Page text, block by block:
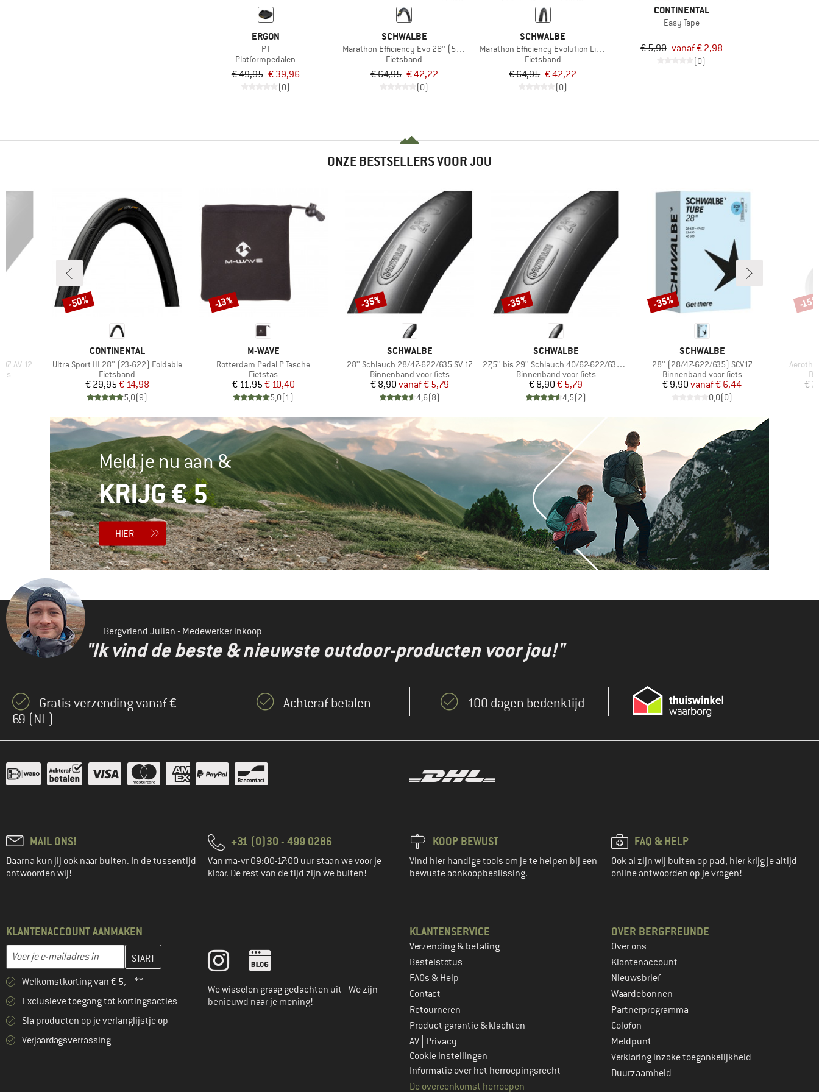
ERGON
PT
Platformpedalen
€ 49,95 € 39,96
(0)
SCHWALBE
Marathon Efficiency Evo 28'' (50-622) SR V-Guard
Fietsband
€ 64,95 € 42,22
(0)
SCHWALBE
Marathon Efficiency Evolution Line V-Guard SR 27,5'' (55-584)
Fietsband
€ 64,95 € 42,22
(0)
CONTINENTAL
Easy Tape
€ 5,90 vanaf € 2,98
(0)
ONZE BESTSELLERS VOOR JOU
AV 12
MERK
CONTINENTAL
Artikel
Ultra Sport III 28'' (23-622) Foldable
Productgroep
Fietsband
Prijs
€ 29,95Verlaagde prijs
€ 14,98
5,0(9)
Korting
-50%
MERK
M-WAVE
Artikel
Rotterdam Pedal P Tasche
Productgroep
Fietstas
Prijs
€ 11,95Verlaagde prijs
€ 10,40
5,0(1 )
Korting
-13%
MERK
SCHWALBE
Artikel
28'' Schlauch 28/47-622/635 SV 17
Productgroep
Binnenband voor fiets
Prijs
€ 8,90 Verlaagde prijs
vanaf€ 5,79
4,6(8)
Korting
-35%
MERK
SCHWALBE
Artikel
27,5'' bis 29'' Schlauch 40/62-622/635 SV 19
Productgroep
Binnenband voor fiets
Prijs
€ 8,90Verlaagde prijs
€ 5,79
4,5(2)
Korting
-35%
MERK
SCHWALBE
Artikel
28'' (28/47-622/635) SCV17
Productgroep
Binnenband voor fiets
Prijs
€ 9,90 Verlaagde prijs
vanaf€ 6,44
0,0(0)
Korting
-35%
Artikel
€
-
Meld je nu aan &
KRIJG € 5
HIER
Bergvriend Julian - Medewerker inkoop
"Ik vind de beste & nieuwste outdoor-producten voor jou!"
Gratis verzending vanaf €
69 (NL)
Achteraf betalen 100 dagen bedenktijd
MAIL ONS!
Daarna kun jij ook naar buiten. In de tussentijd
antwoorden wij!
+31 (0)30 - 499 0286
Van ma-vr 09:00-17:00 uur staan we voor je
klaar. De rest van de tijd zijn we buiten!
KOOP BEWUST
Vind hier handige tools om je te helpen bij een
bewuste aankoopbeslissing.
FAQ & HELP
Ook al zijn wij buiten op pad, hier krijg je altijd
online antwoorden op je vragen!
KLANTENACCOUNT AANMAKEN
E-mailadres
Vul je e-mailadres hier in en maak in de volgende stap je klantenaccount aan
Welkomstkorting van € 5,- **
Exclusieve toegang tot kortingsacties
Sla producten op je verlanglijstje op
Verjaardagsverrassing
We wisselen graag gedachten uit - We zijn
benieuwd naar je mening!
KLANTENSERVICE
Verzending & betaling
Bestelstatus
FAQs & Help
Contact
Retourneren
Product garantie & klachten
AV Privacy
Cookie instellingen
Informatie over het herroepingsrecht
De overeenkomst herroepen
OVER BERGFREUNDE
Over ons
Klantenaccount
Nieuwsbrief
Waardebonnen
Partnerprogramma
Colofon
Meldpunt
Verklaring inzake toegankelijkheid
Duurzaamheid